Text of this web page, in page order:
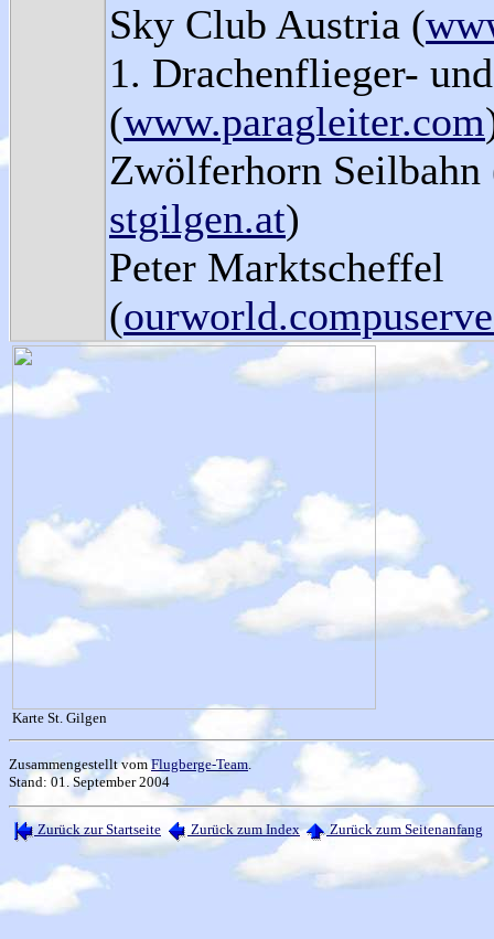
Sky Club Austria (
1. Drachenflieger-
(www.paragleiter.com
Zwölferhorn Seilbahn
stgilgen.at)
Peter Marktscheffel
(
Karte St. Gilgen
Zusammengestellt vomFlugberge-Team.
Stand: 01. September 2004
Zurück zur Startseite Zurück zum Index Zurück zum Seitenanfang